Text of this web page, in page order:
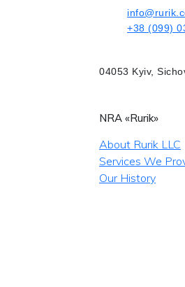
+38 (099)
04053 Kyiv,
NRA «Rurik»
About Rurik LLC
Services We
Our History